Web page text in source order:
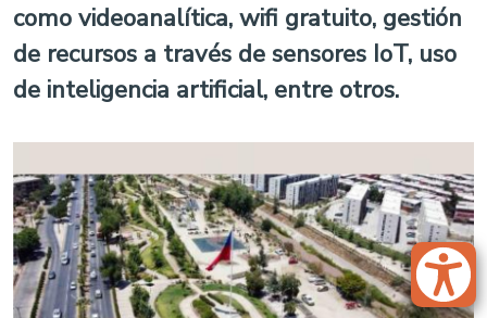
como videoanalítica, wifi gratuito, gestión
de recursos a través de sensores IoT, uso
de inteligencia artificial, entre otros.